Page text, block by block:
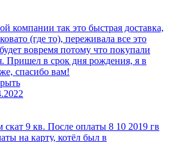
компании так это быстрая доставка,
(где то), переживала все это
вовремя потому что покупали
Пришел в срок дня рождения, я в
спасибо вам!
9 кв. После оплаты 8 10 2019 гв
на карту, котёл был в